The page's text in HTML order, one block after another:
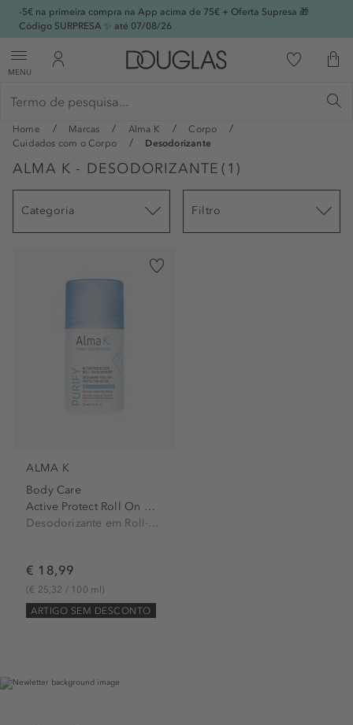
-5€ na primeira compra na App acima de 75€ + Oferta Supresa 🎁
Código SURPRESA ✨ até 07/08/26
MENU
Home Marcas Alma K
Corpo
Cuidados com o Corpo
Desodorizante
ALMA K - DESODORIZANTE ( 1 )
Categoria Filtro
ALMA K
Body Care
Active Protect Roll On Deo
Desodorizante em Roll-On
€ 18,99
(€ 25,32 / 100 ml)
ARTIGO SEM DESCONTO